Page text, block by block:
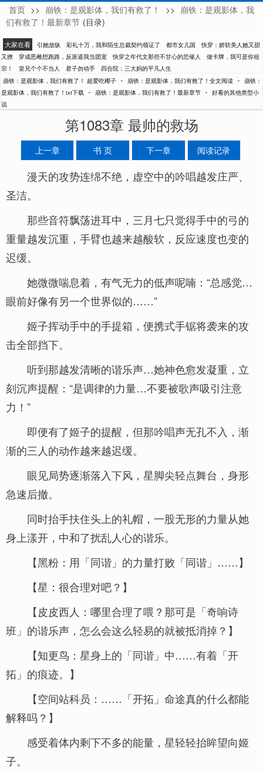
超爱吃椰子
首页 >> 崩铁：是观影体，我们有救了！ >> 崩铁：是观影体，我
们有救了！最新章节 (目录)
大家在看 引她放纵 彩礼十万，我和陌生总裁契约领证了 都市女儿国
快穿：娇软美人她又甜
又撩
穿成恶雌想跑路，反派逼我当团宠 快穿之年代文那些不甘心的悲催人
做卡牌，我可是你祖
宗！
皇兄个个不当人 君子勿动手
四合院：三大妈的平凡人生
崩铁：是观影体，我们有救了！ 超爱吃椰子 - 崩铁：是观影体，我们有救了！全文阅读 -
崩铁：
是观影体，我们有救了！txt下载 - 崩铁：是观影体，我们有救了！最新章节 - 好看的其他类型小
说
第1083章 最帅的救场
上一章 书 页 下一章 阅读记录
漫天的攻势连绵不绝，虚空中的吟唱越发庄严、
圣洁。
那些音符飘荡进耳中，三月七只觉得手中的弓的
重量越发沉重，手臂也越来越酸软，反应速度也变的
迟缓。
她微微喘息着，有气无力的低声呢喃：“总感觉…
眼前好像有另一个世界似的……”
姬子挥动手中的手提箱，便携式手锯将袭来的攻
击全部挡下。
听到那越发清晰的谐乐声…她神色愈发凝重，立
刻沉声提醒：“是调律的力量…不要被歌声吸引注意
力！”
即便有了姬子的提醒，但那吟唱声无孔不入，渐
渐的三人的动作越来越迟缓。
眼见局势逐渐落入下风，星脚尖轻点舞台，身形
急速后撤。
同时抬手扶住头上的礼帽，一股无形的力量从她
身上漾开，中和了扰乱人心的谐乐。
【黑粉：用「同谐」的力量打败「同谐」……】
【星：很合理对吧？】
【皮皮西人：哪里合理了喂？那可是「奇响诗
班」的谐乐声，怎么会这么轻易的就被抵消掉？】
【知更鸟：星身上的「同谐」中……有着「开
拓」的痕迹。】
【空间站科员：……「开拓」命途真的什么都能
解释吗？】
感受着体内剩下不多的能量，星轻轻抬眸望向姬
子。